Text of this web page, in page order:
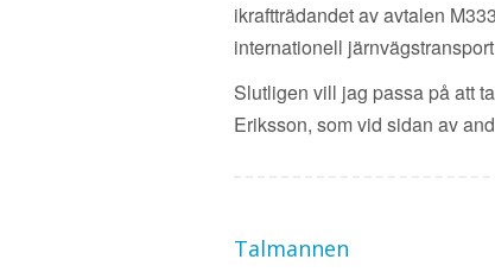
ikraftträdandet av avtalen
internationell
Slutligen vill jag passa på att
Eriksson, som vid sidan av
Talmannen